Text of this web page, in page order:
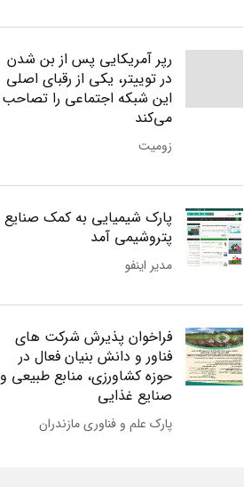
رپر آمریکایی پس از بن شدن
در توییتر، یکی از رقبای اصلی
این شبکه اجتماعی را تصاحب
می‌کند
زومیت
پارک شیمیایی به کمک صنایع
پتروشیمی آمد
مدیر اینفو
فراخوان پذیرش شرکت های
فناور و دانش بنیان فعال در
حوزه کشاورزی، منابع طبیعی و
صنایع غذایی
پارک علم و فناوری مازندران